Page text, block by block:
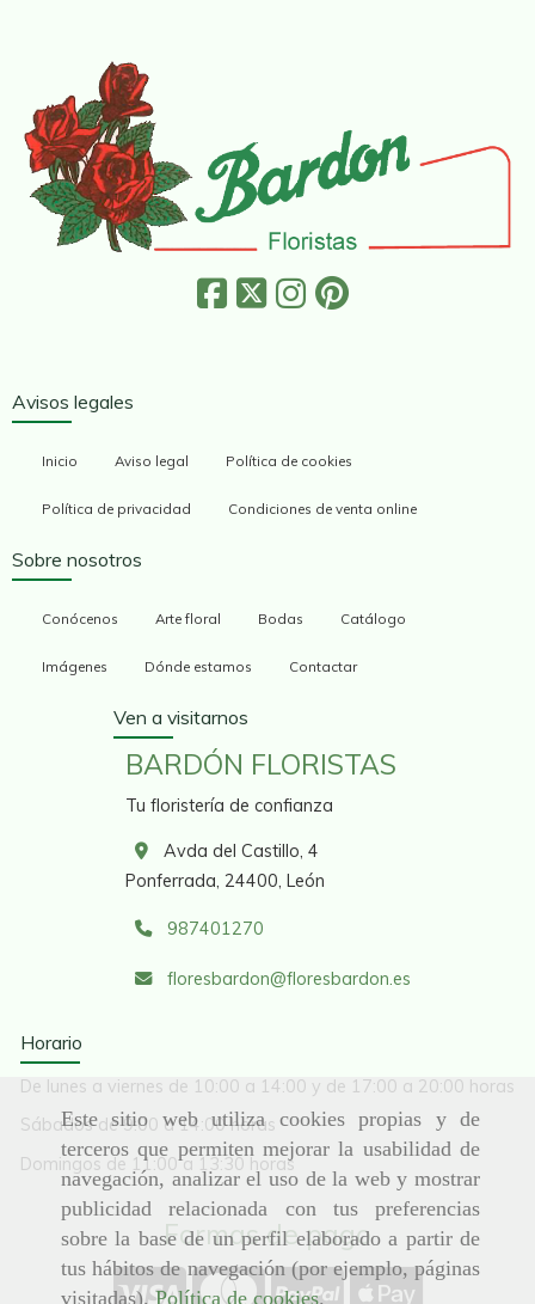
Este sitio web utiliza cookies propias y de
terceros que permiten mejorar la usabilidad de
navegación, analizar el uso de la web y mostrar
publicidad relacionada con tus preferencias
sobre la base de un perfil elaborado a partir de
tus hábitos de navegación (por ejemplo, páginas
visitadas).Política de cookies.
Avisos legales
Inicio Aviso legal Política de cookies
Política de privacidad Condiciones de venta online
Sobre nosotros
Conócenos Arte floral Bodas Catálogo
Imágenes Dónde estamos Contactar
Ven a visitarnos
BARDÓN FLORISTAS
Tu floristería de confianza
Avda del Castillo, 4
Ponferrada, 24400, León
987401270
floresbardon floresbardon.es
Horario
De lunes a viernes de 10:00 a 14:00 y de 17:00 a 20:00 horas
Sábados de 9:00 a 14:00 horas
Domingos de 11:00 a 13:30 horas
Formas de pago